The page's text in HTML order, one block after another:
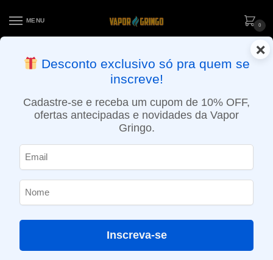
MENU
0
ENTREGA NO MESMO DIA EM SÃO PAULO (SEG A SEX): PEDIDOS
APROVADOS ATÉ 15:30 VIA MOTOBOY
×
Desconto exclusivo só pra quem se
inscreve!
Cadastre-se e receba um cupom de 10% OFF,
ofertas antecipadas e novidades da Vapor
Gringo.
Inscreva-se